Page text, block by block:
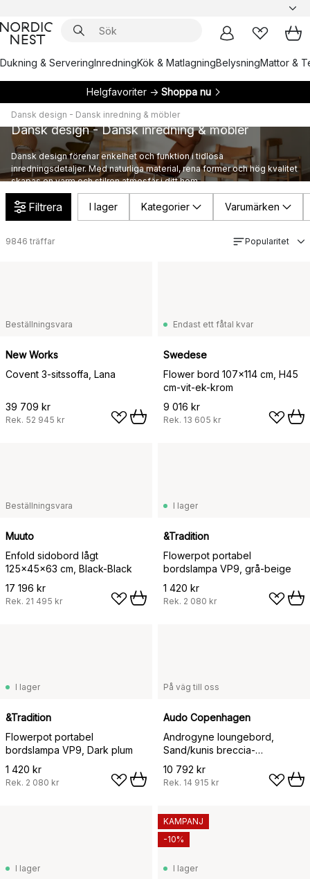
Dukning & ServeringInredningKök & MatlagningBelysningMattor &
Helgfavoriter → Shoppa nu
Dansk design - Dansk inredning & möbler
Dansk design - Dansk inredning & möbler
Dansk design förenar enkelhet och funktion i tidlösa
inredningsdetaljer. Med naturliga material, rena former och hög kvalitet
skapas en varm och stilren atmosfär i ditt hem.
Filtrera I lager Kategorier Varumärken
9846 träffar Popularitet
Beställningsvara
New Works
Covent 3-sitssoffa, Lana
39 709 kr
Rek. 52 945 kr
Endast ett fåtal kvar
Swedese
Flower bord 107x114 cm, H45
cm-vit-ek-krom
9 016 kr
Rek. 13 605 kr
Beställningsvara
Muuto
Enfold sidobord lågt
125x45x63 cm, Black-Black
17 196 kr
Rek. 21 495 kr
I lager
&Tradition
Flowerpot portabel
bordslampa VP9, grå-beige
1 420 kr
Rek. 2 080 kr
I lager
&Tradition
Flowerpot portabel
bordslampa VP9, Dark plum
1 420 kr
Rek. 2 080 kr
På väg till oss
Audo Copenhagen
Androgyne loungebord,
Sand/kunis breccia-
mörkbetsat ekstativ
10 792 kr
Rek. 14 915 kr
I lager I lager
KAMPANJ
-10%